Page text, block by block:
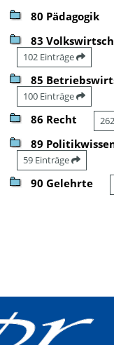
80 Pädagogik
83
102 Einträge
85
100 Einträge
86 Recht
89
59 Einträge
90 Gelehrte